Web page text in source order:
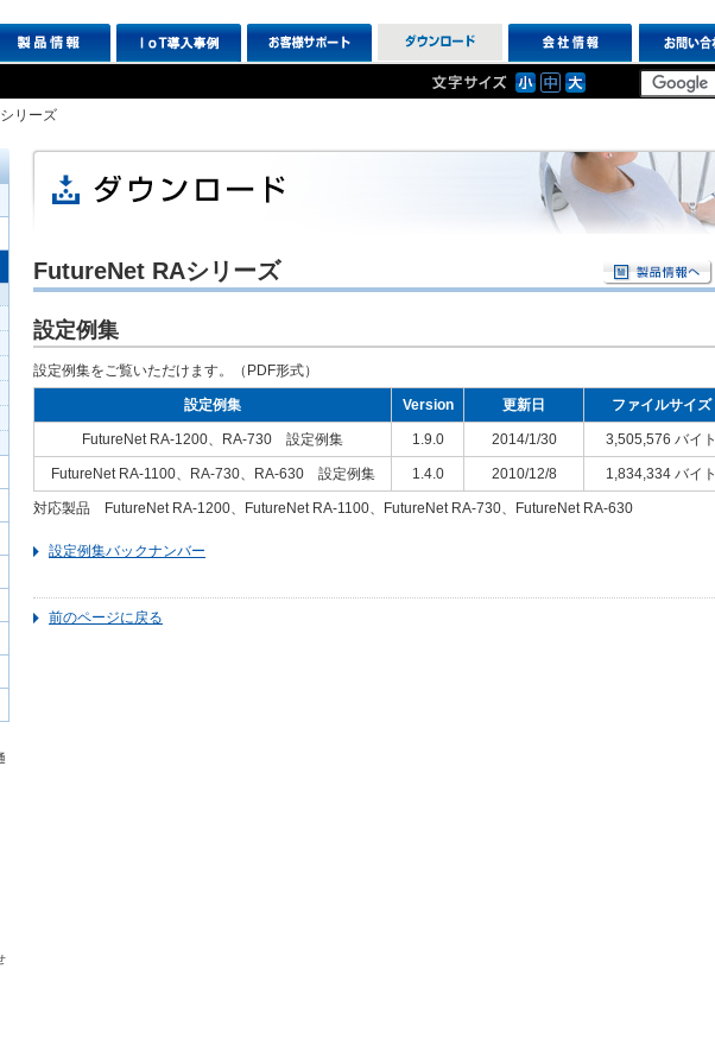
リーズ
FutureNet RAシリーズ
設定例集
設定例集をご覧いただけます。（PDF形式）
設定例集 Version 更新日 ファイルサイズ
FutureNet RA-1200、RA-730 設定例集 1.9.0 2014/1/30 3,505,576 バイト
FutureNet RA-1100、RA-730、RA-630 設定例集 1.4.0 2010/12/8 1,834,334 バイト
対応製品 FutureNet RA-1200、FutureNet RA-1100、FutureNet RA-730、FutureNet RA-630
設定例集バックナンバー
前のページに戻る